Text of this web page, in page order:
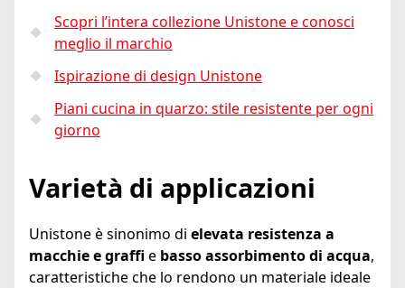
Scopri l’intera collezione Unistone e conosci
meglio il marchio
Ispirazione di design Unistone
Piani cucina in quarzo: stile resistente per ogni
giorno
Varietà di applicazioni
Unistone è sinonimo di elevata resistenza a
macchie e graffi e basso assorbimento di acqua,
caratteristiche che lo rendono un materiale ideale